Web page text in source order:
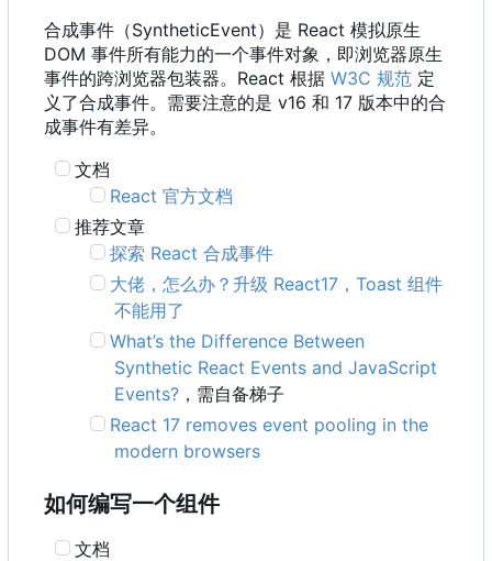
合成事件 （SyntheticEvent） 是 React 模拟原生
DOM 事件所有能力的一个事件对象 ， 即浏览器原生
事件的跨浏览器包装器。React 根据 W3C 规范 定
义了合成事件。需要注意的是 v16 和 17 版本中的合
成事件有差异。
文档
React 官方文档
推荐文章
探索 React 合成事件
大佬，怎么办？升级 React17 ，Toast 组件
不能用了
What’s the Difference Between
Synthetic React Events and JavaScript
Events? ，需自备梯子
React 17 removes event pooling in the
modern browsers
如何编写一个组件
文档